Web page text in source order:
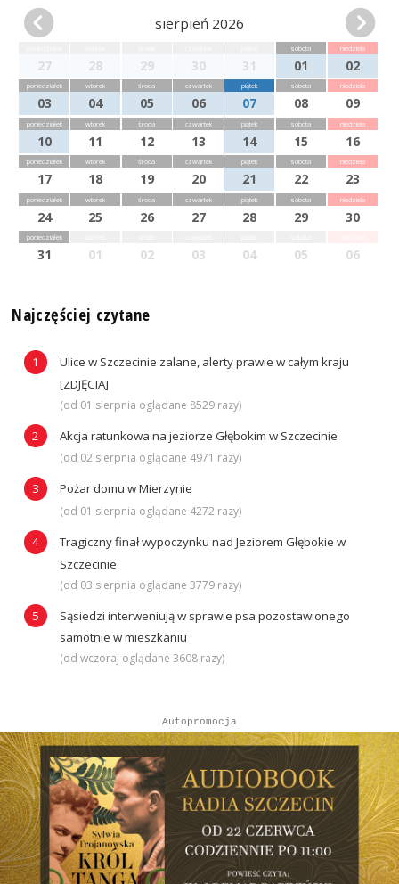
sierpień 2026
27 28 29 30 31
sobota
01
niedziela
02
poniedziałek
03
wtorek
04
środa
05
czwartek
06
piątek
07
sobota
08
niedziela
09
poniedziałek
10
wtorek
11
środa
12
czwartek
13
piątek
14
sobota
15
niedziela
16
poniedziałek
17
wtorek
18
środa
19
czwartek
20
piątek
21
sobota
22
niedziela
23
poniedziałek
24
wtorek
25
środa
26
czwartek
27
piątek
28
sobota
29
niedziela
30
poniedziałek
31 01 02 03 04 05 06
Najczęściej czytane
Ulice w Szczecinie zalane, alerty prawie w całym kraju
[ZDJĘCIA]
(od 01 sierpnia oglądane 8529 razy)
Akcja ratunkowa na jeziorze Głębokim w Szczecinie
(od 02 sierpnia oglądane 4971 razy)
Pożar domu w Mierzynie
(od 01 sierpnia oglądane 4272 razy)
Tragiczny finał wypoczynku nad Jeziorem Głębokie w
Szczecinie
(od 03 sierpnia oglądane 3779 razy)
Sąsiedzi interweniują w sprawie psa pozostawionego
samotnie w mieszkaniu
(od wczoraj oglądane 3608 razy)
Autopromocja